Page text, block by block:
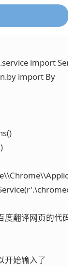
import
import By
翻译网页的代码
开始输入了